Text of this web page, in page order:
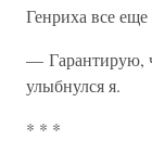
Генриха все
— Гарантирую,
улыбнулся я.
* * *